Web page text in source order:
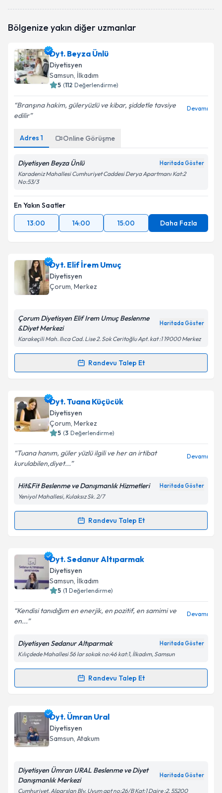
Bölgenize yakın diğer uzmanlar
Dyt. Beyza Ünlü
Diyetisyen
Samsun, İlkadım
5 (112 Değerlendirme)
Branşına hakim, güleryüzlü ve kibar, şiddetle tavsiye
edilir
Devamı
Adres 1 Online Görüşme
Diyetisyen Beyza Ünlü Haritada Göster
Karadeniz Mahallesi Cumhuriyet Caddesi Derya Apartmanı Kat:2
No:53/3
En Yakın Saatler
13:00
14:00 15:00 Daha Fazla
Dyt. Elif İrem Umuç
Diyetisyen
Çorum, Merkez
Çorum Diyetisyen Elif Irem Umuç Beslenme
&Diyet Merkezi
Haritada Göster
Karakeçili Mah. Ilıca Cad. Lise 2. Sok Ceritoğlu Apt. kat :1 19000 Merkez
Randevu Talep Et
Randevu Takvimi Talebi
Dyt. Elif İrem Umuçiçin randevu takvimi talebi
oluşturun. Size bu uzmandan randevu almanız için bir
takvim hazırlandığında e-posta ile bilgilendireceğiz.
Kişisel verilerimin işlenmesine ilişkin
Aydınlatma
Metni'ni okudum ve kişisel verilerimin belirtilen
kapsamda işlenmesini kabul ediyorum.
Dyt. Tuana Küçücük
Diyetisyen
Çorum, Merkez
5 (3 Değerlendirme)
Tuana hanım, güler yüzlü ilgili ve her an irtibat
kurulabilen,diyet...
Devamı
Hit&Fit Beslenme ve Danışmanlık Hizmetleri Haritada Göster
Yeniyol Mahallesi, Kulaksız Sk. 2/7
Randevu Talep Et
Randevu Takvimi Talebi
Dyt. Tuana Küçücük için randevu takvimi talebi
oluşturun. Size bu uzmandan randevu almanız için bir
takvim hazırlandığında e-posta ile bilgilendireceğiz.
Kişisel verilerimin işlenmesine ilişkin
Aydınlatma
Metni'ni okudum ve kişisel verilerimin belirtilen
kapsamda işlenmesini kabul ediyorum.
Dyt. Sedanur Altıparmak
Diyetisyen
Samsun, İlkadım
5 (1 Değerlendirme)
Kendisi tanıdığım en enerjik, en pozitif, en samimi ve
en...
Devamı
Diyetisyen Sedanur Altıparmak Haritada Göster
Kılıçdede Mahallesi 56 lar sokak no:46 kat:1, İlkadım, Samsun
Randevu Talep Et
Randevu Takvimi Talebi
Dyt. Sedanur Altıparmak
oluşturun. Size bu uzmandan randevu almanız için bir
takvim hazırlandığında e-posta ile bilgilendireceğiz.
Dyt. Ümran Ural
Diyetisyen
Samsun, Atakum
Diyetisyen Ümran URAL Beslenme ve Diyet
Danışmanlık Merkezi
Haritada Göster
Cumhuriyet, Alparslan Blv. Uyum apt no:26/B Kat:1 Daire :2, 55200